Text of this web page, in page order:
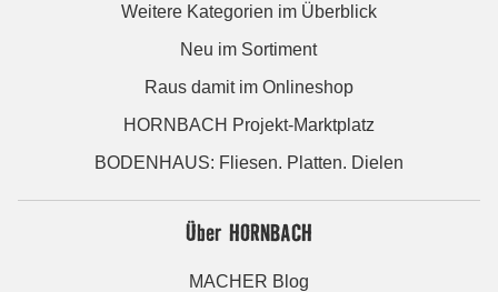
Weitere Kategorien im Überblick
Neu im Sortiment
Raus damit im Onlineshop
HORNBACH Projekt-Marktplatz
BODENHAUS: Fliesen. Platten. Dielen
Über HORNBACH
MACHER Blog